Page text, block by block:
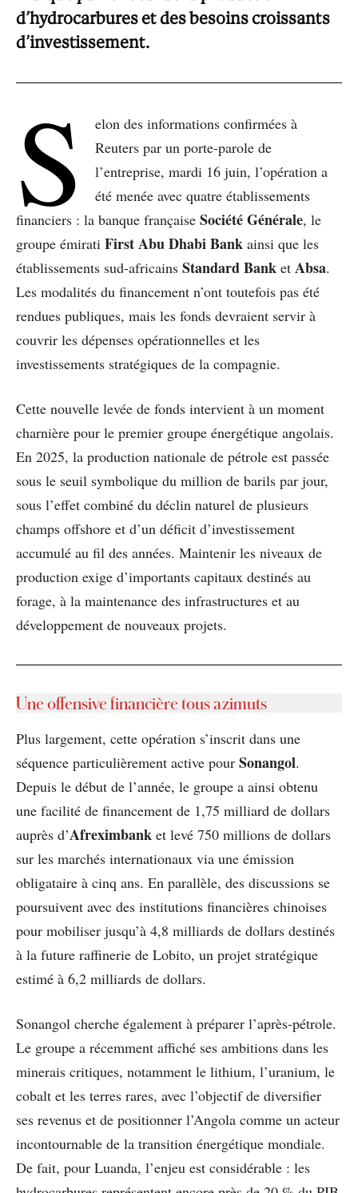
d’hydrocarbures et des besoins croissants
d’investissement.
S
elon des informations confirmées à
Reuters par un porte-parole de
l’entreprise, mardi 16 juin, l’opération a
été menée avec quatre établissements
financiers : la banque française Société Générale, le
groupe émirati First Abu Dhabi Bank ainsi que les
établissements sud-africains Standard Bank et Absa.
Les modalités du financement n’ont toutefois pas été
rendues publiques, mais les fonds devraient servir à
couvrir les dépenses opérationnelles et les
investissements stratégiques de la compagnie.
Cette nouvelle levée de fonds intervient à un moment
charnière pour le premier groupe énergétique angolais.
En 2025, la production nationale de pétrole est passée
sous le seuil symbolique du million de barils par jour,
sous l’effet combiné du déclin naturel de plusieurs
champs offshore et d’un déficit d’investissement
accumulé au fil des années. Maintenir les niveaux de
production exige d’importants capitaux destinés au
forage, à la maintenance des infrastructures et au
développement de nouveaux projets.
Une offensive financière tous azimuts
Plus largement, cette opération s’inscrit dans une
séquence particulièrement active pour Sonangol.
Depuis le début de l’année, le groupe a ainsi obtenu
une facilité de financement de 1,75 milliard de dollars
auprès d’Afreximbank et levé 750 millions de dollars
sur les marchés internationaux via une émission
obligataire à cinq ans. En parallèle, des discussions se
poursuivent avec des institutions financières chinoises
pour mobiliser jusqu’à 4,8 milliards de dollars destinés
à la future raffinerie de Lobito, un projet stratégique
estimé à 6,2 milliards de dollars.
Sonangol cherche également à préparer l’après-pétrole.
Le groupe a récemment affiché ses ambitions dans les
minerais critiques, notamment le lithium, l’uranium, le
cobalt et les terres rares, avec l’objectif de diversifier
ses revenus et de positionner l’Angola comme un acteur
incontournable de la transition énergétique mondiale.
De fait, pour Luanda, l’enjeu est considérable : les